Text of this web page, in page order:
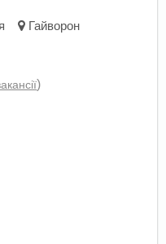
Гайворон
)